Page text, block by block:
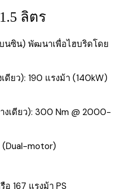
ลิตร
บนซิน) พัฒนาเพื่อไฮบริดโดย
ดียว): 190 แรงม้า (140kW)
งเดียว): 300 Nm @ 2000-
(Dual-motor)
อ 167 แรงม้า PS